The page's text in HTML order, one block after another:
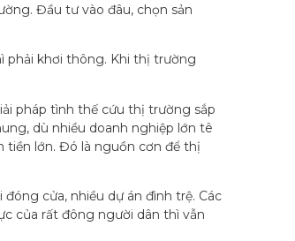
Đầu tư vào đâu, chọn sản
phải khơi thông. Khi thị trường
pháp tình thế cứu thị trường sắp
dù nhiều doanh nghiệp lớn tê
tiền lớn. Đó là nguồn cơn để thị
cửa, nhiều dự án đình trệ. Các
của rất đông người dân thì vẫn